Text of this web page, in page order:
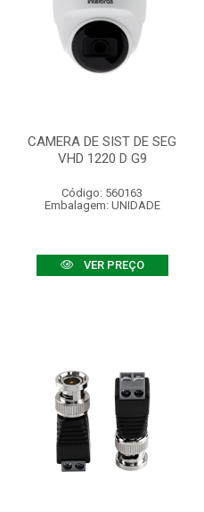
CAMERA DE SIST DE SEG
VHD 1220 D G9
Código: 560163
Embalagem: UNIDADE
VER PREÇO